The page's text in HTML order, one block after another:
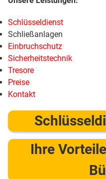
Schlüsseldienst
Schließanlagen
Einbruchschutz
Sicherheitstechnik
Tresore
Preise
Kontakt
Ihre